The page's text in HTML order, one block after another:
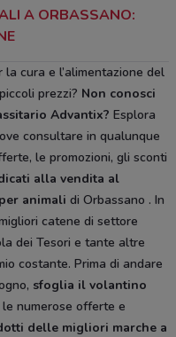
A ORBASSANO:
cura e l’alimentazione del
prezzi? Non conosci
Advantix? Esplora
consultare in qualunque
le promozioni, gli sconti
alla vendita al
animali di Orbassano . In
catene di settore
dei Tesori e tante altre
costante. Prima di andare
sfoglia il volantino
numerose offerte e
delle migliori marche a